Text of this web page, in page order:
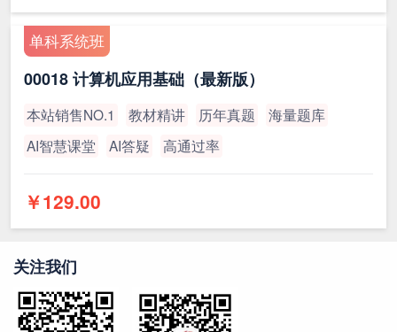
单科系统班
00018 计算机应用基础（最新版）
本站销售NO.1 教材精讲 历年真题
海量题库
AI智慧课堂
AI答疑 高通过率
￥129.00
关注我们